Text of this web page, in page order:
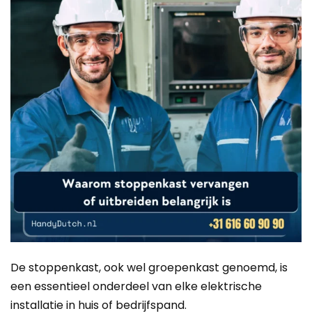
De stoppenkast, ook wel groepenkast genoemd, is
een essentieel onderdeel van elke elektrische
installatie in huis of bedrijfspand.